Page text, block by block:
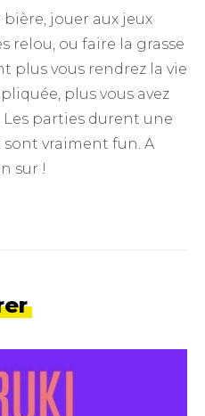
jouer aux jeux
relou, ou faire la grasse
plus vous rendrez la vie
plus vous avez
parties durent une
vraiment fun. A
sur !